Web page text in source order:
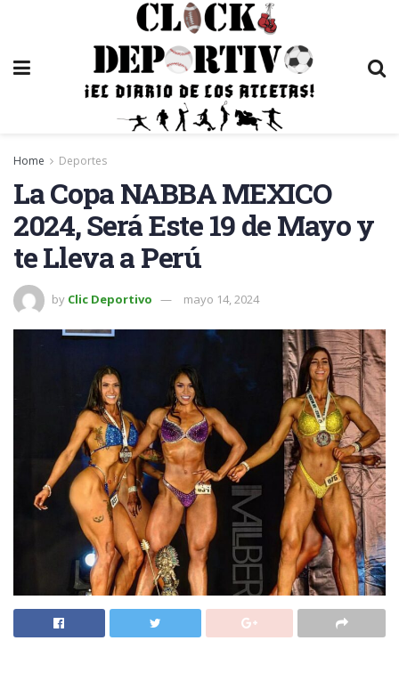
Home Deportes
La Copa NABBA MEXICO
2024, Será Este 19 de Mayo y
te Lleva a Perú
by Clic Deportivo mayo 14, 2024